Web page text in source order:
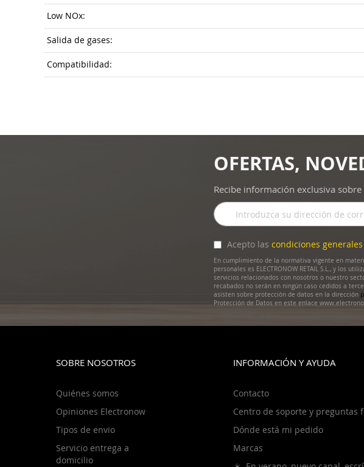
Low NOx:
Salida de gases:
Compatibilidad:
OFERTAS,
Recibe información exclusiva
Inscríbase
a
boletín
de
noticias:
Acepto las condiciones generales
En cumplimiento de la normativa vigente en
personales es ELECTRONOW RETAIL S.L., y los
servicios relacionados con nosotros o nuestro
recabados no serán en ningún caso cedidos a
asisten sobre protección de datos en la dirección
Protección de Datos en este enlace
SOBRE NOSOTROS
Quiénes somos
Opiniones Electronow
Tipos de envio
Servicio entrega a
domicilio
INFORMACIÓN Y AYUDA
Contacto
Centro de soporte y preguntas
Dónde está mi pedido
Marcas